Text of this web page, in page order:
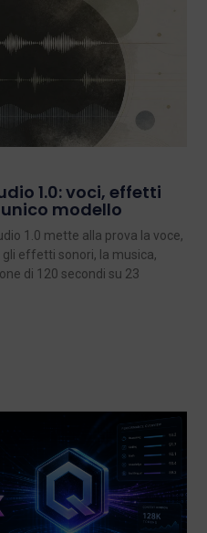
1.0: voci, effetti
modello
1.0 mette alla prova la voce,
effetti sonori, la musica,
di 120 secondi su 23